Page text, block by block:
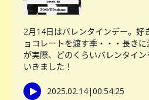
2月14日はバレンタインデー。好
ョコレートを渡す季・・・長き
が実際、どのくらいバレンタイ
いきました！
2025.02.14|00:54:25